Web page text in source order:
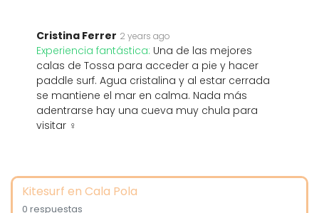
Cristina Ferrer 2 years ago
Experiencia fantástica: Una de las mejores
calas de Tossa para acceder a pie y hacer
paddle surf. Agua cristalina y al estar cerrada
se mantiene el mar en calma. Nada más
adentrarse hay una cueva muy chula para
visitar ‍♀️
Kitesurf en Cala Pola
0 respuestas